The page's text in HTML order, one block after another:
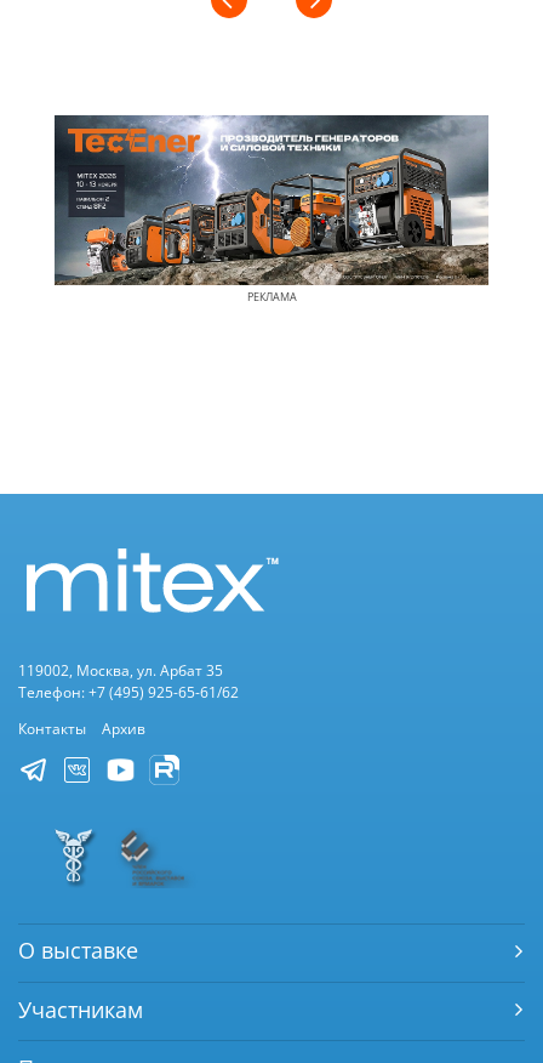
РЕКЛАМА
119002, Москва, ул. Арбат 35
Телефон: +7 (495) 925-65-61/62
Контакты
Архив
О выставке
Участникам